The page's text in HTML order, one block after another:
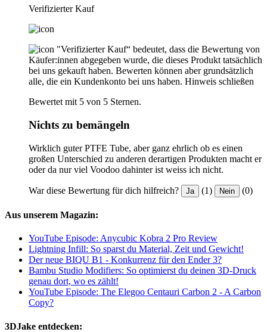
Verifizierter Kauf
"Verifizierter Kauf“ bedeutet, dass die Bewertung von
Käufer:innen abgegeben wurde, die dieses Produkt tatsächlich
bei uns gekauft haben. Bewerten können aber grundsätzlich
alle, die ein Kundenkonto bei uns haben. Hinweis schließen
Bewertet mit 5 von 5 Sternen.
Nichts zu bemängeln
Wirklich guter PTFE Tube, aber ganz ehrlich ob es einen
großen Unterschied zu anderen derartigen Produkten macht er
oder da nur viel Voodoo dahinter ist weiss ich nicht.
War diese Bewertung für dich hilfreich? Ja (1) Nein (0)
Aus unserem Magazin:
YouTube Episode: Anycubic Kobra 2 Pro Review
Lightning Infill: So sparst du Material, Zeit und Gewicht!
Der neue BIQU B1 - Konkurrenz für den Ender 3?
Bambu Studio Modifiers: So optimierst du deinen 3D-Druck
genau dort, wo es zählt!
YouTube Episode: The Elegoo Centauri Carbon 2 - A Carbon
Copy?
3DJake entdecken: